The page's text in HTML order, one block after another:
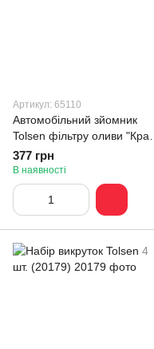
Артикул: 65110
Автомобільний зйомник
Tolsen фільтру оливи "Краб"
65-120 мм 3/8"+1/2" Профі
(65110)
377 грн
В наявності